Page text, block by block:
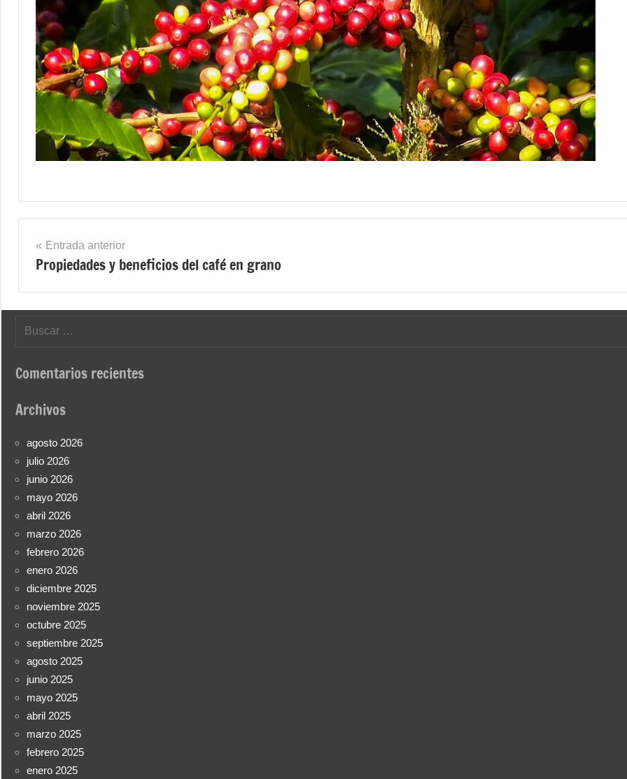
Navegación
de
entradas
Entrada anterior
Propiedades y beneficios del café en grano
Buscar:
Comentarios recientes
Archivos
agosto 2026
julio 2026
junio 2026
mayo 2026
abril 2026
marzo 2026
febrero 2026
enero 2026
diciembre 2025
noviembre 2025
octubre 2025
septiembre 2025
agosto 2025
junio 2025
mayo 2025
abril 2025
marzo 2025
febrero 2025
enero 2025